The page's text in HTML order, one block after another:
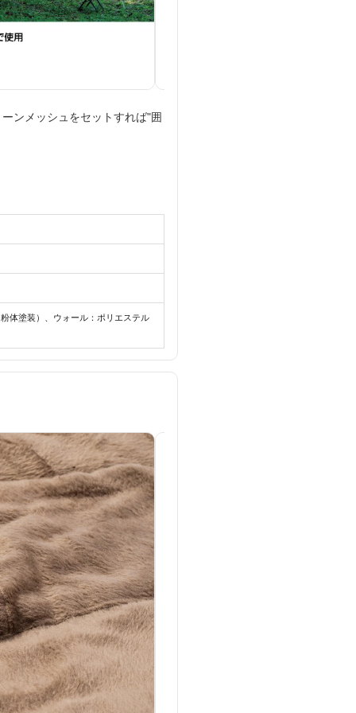
ンメッシュをセットすれば"囲
体塗装）、ウォール：ポリエステル